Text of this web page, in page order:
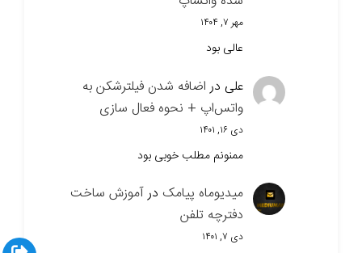
مهر ۷, ۱۴۰۴
عالی بود
علی دراضافه شدن فیلترشکن به
واتس‌اپ + نحوه فعال سازی
دی ۱۶, ۱۴۰۱
ممنونم مطلب خوبی بود
میدیوماه پیامک درآموزش ساخت
دفترچه تلفن
دی ۷, ۱۴۰۱